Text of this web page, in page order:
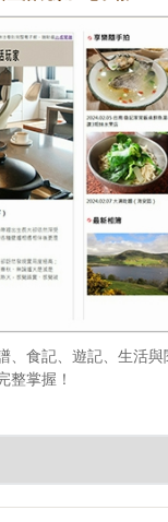
、食記、遊記、生活
整掌握！